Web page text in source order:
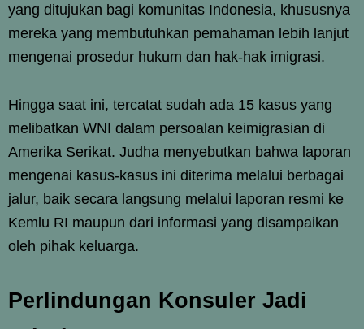
yang ditujukan bagi komunitas Indonesia, khususnya
mereka yang membutuhkan pemahaman lebih lanjut
mengenai prosedur hukum dan hak-hak imigrasi.
Hingga saat ini, tercatat sudah ada 15 kasus yang
melibatkan WNI dalam persoalan keimigrasian di
Amerika Serikat. Judha menyebutkan bahwa laporan
mengenai kasus-kasus ini diterima melalui berbagai
jalur, baik secara langsung melalui laporan resmi ke
Kemlu RI maupun dari informasi yang disampaikan
oleh pihak keluarga.
Perlindungan Konsuler Jadi